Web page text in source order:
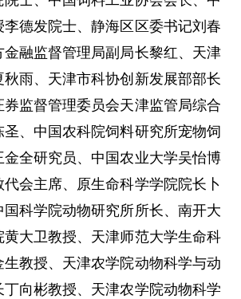
李德发院士、静海区区委书记刘春
融监督管理局副局长黎红、天津
雨、天津市科协创新发展部部长
监督管理委员会天津监管局综合
、中国农科院饲料研究所宠物饲
全研究员、中国农业大学吴怡博
会主席、原生命科学学院院长卜
科学院动物研究所所长、南开大
大卫教授、天津师范大学生命科
教授、天津农学院动物科学与动
向彬教授、天津农学院动物科学